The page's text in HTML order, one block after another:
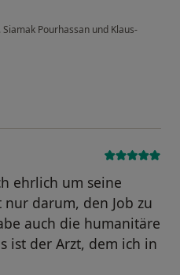
Pourhassan und Klaus-
ehrlich um seine
darum, den Job zu
auch die humanitäre
ist der Arzt, dem ich in